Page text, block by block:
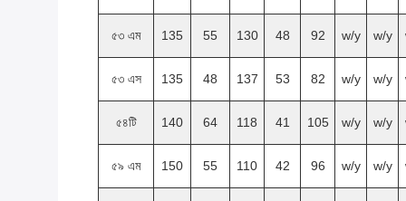
৫৩ এম 135 55 130 48 92 w/y w/y
৫৩ এস 135 48 137 53 82 w/y w/y
৫৪টি 140 64 118 41 105 w/y w/y
৫৯ এম 150 55 110 42 96 w/y w/y